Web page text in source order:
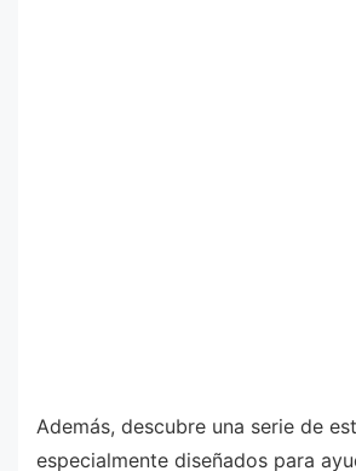
Además, descubre una serie de
especialmente diseñados para